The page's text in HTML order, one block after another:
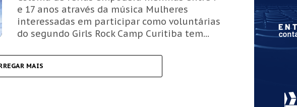
e 17 anos através da música Mulheres
interessadas em participar como voluntárias
do segundo Girls Rock Camp Curitiba tem...
MAIS